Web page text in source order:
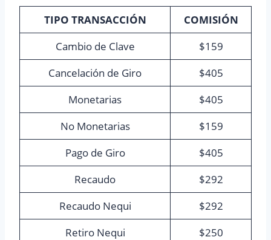
TIPO TRANSACCIÓN
COMISIÓN
Cambio de Clave
$159
Cancelación de Giro
$405
Monetarias
$405
No Monetarias
$159
Pago de Giro
$405
Recaudo
$292
Recaudo Nequi
$292
Retiro Nequi
$250